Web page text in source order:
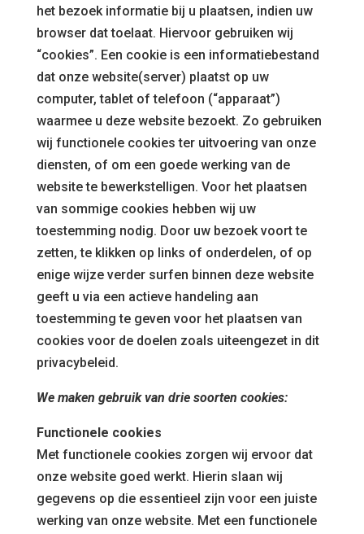
het bezoek informatie bij u plaatsen, indien uw
browser dat toelaat. Hiervoor gebruiken wij
“cookies”. Een cookie is een informatiebestand
dat onze website(server) plaatst op uw
computer, tablet of telefoon (“apparaat”)
waarmee u deze website bezoekt. Zo gebruiken
wij functionele cookies ter uitvoering van onze
diensten, of om een goede werking van de
website te bewerkstelligen. Voor het plaatsen
van sommige cookies hebben wij uw
toestemming nodig. Door uw bezoek voort te
zetten, te klikken op links of onderdelen, of op
enige wijze verder surfen binnen deze website
geeft u via een actieve handeling aan
toestemming te geven voor het plaatsen van
cookies voor de doelen zoals uiteengezet in dit
privacybeleid.
We maken gebruik van drie soorten cookies:
Functionele cookies
Met functionele cookies zorgen wij ervoor dat
onze website goed werkt. Hierin slaan wij
gegevens op die essentieel zijn voor een juiste
werking van onze website. Met een functionele